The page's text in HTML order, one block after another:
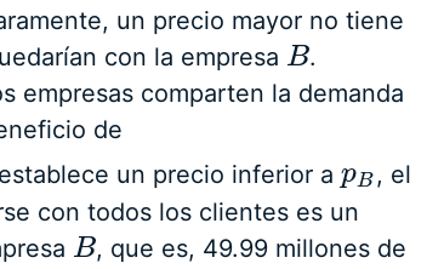
un precio mayor no tiene
con la empresa B
B .
empresas comparten la demanda
de
establece un precio inferior apB
pB , el
con todos los clientes es un
B
B , que es, 49.99 millones de